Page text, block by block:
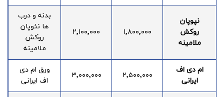
نپوپان
روکش
ملامینه
۱٬۸۰۰٬۰۰۰ ۲٬۱۰۰٬۰۰۰
بدنه و درب
ها نئوپان
روکش
ملامینه
ام دی اف
ایرانی
۲٬۵۰۰٬۰۰۰ ۳٬۰۰۰٬۰۰۰
ورق ام دی
اف ایرانی